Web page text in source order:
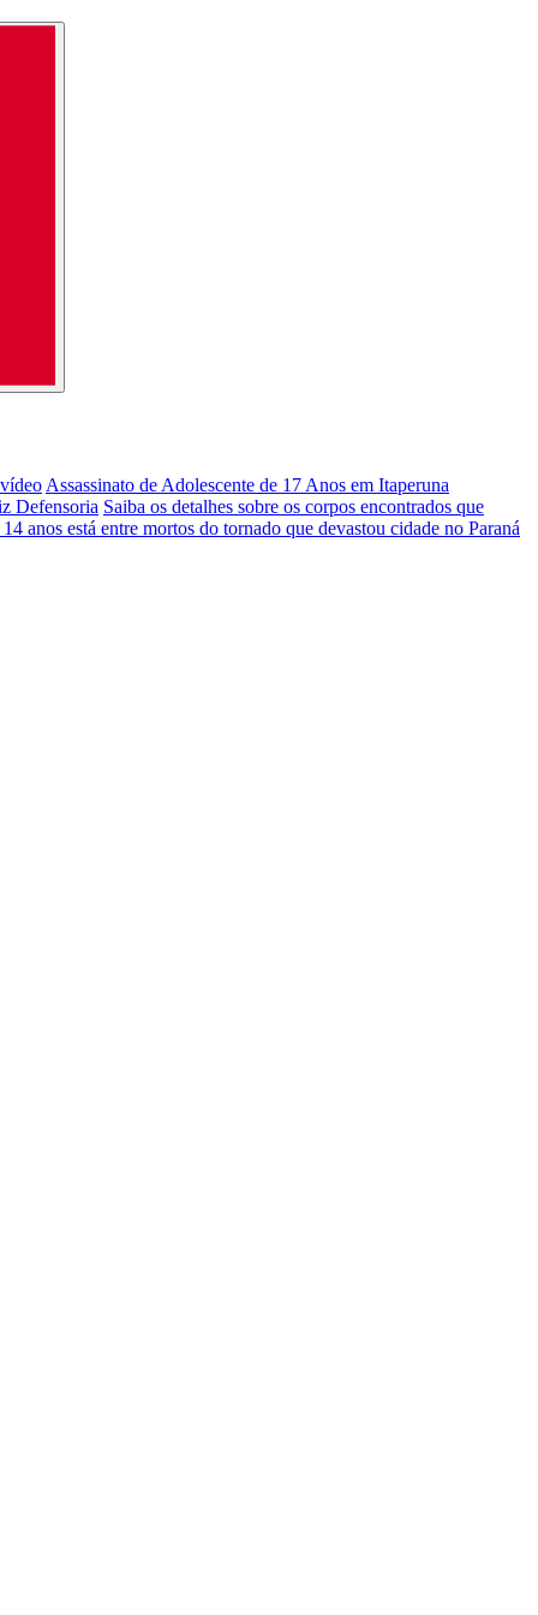
Assassinato de Adolescente de 17 Anos em Itaperuna
Defensoria Saiba os detalhes sobre os corpos encontrados que
anos está entre mortos do tornado que devastou cidade no Paraná